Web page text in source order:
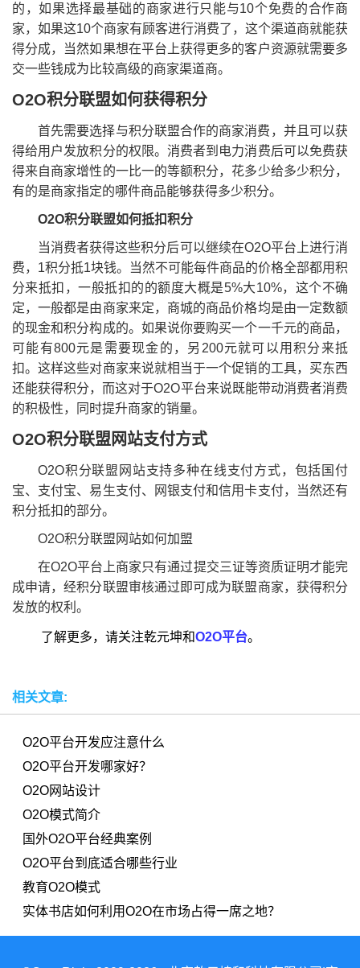
的，如果选择最基础的商家进行只能与10个免费的合作商
家，如果这10个商家有顾客进行消费了，这个渠道商就能获
得分成，当然如果想在平台上获得更多的客户资源就需要多
交一些钱成为比较高级的商家渠道商。
O2O积分联盟如何获得积分
首先需要选择与积分联盟合作的商家消费，并且可以获
得给用户发放积分的权限。消费者到电力消费后可以免费获
得来自商家增性的一比一的等额积分，花多少给多少积分，
有的是商家指定的哪件商品能够获得多少积分。
O2O积分联盟如何抵扣积分
当消费者获得这些积分后可以继续在O2O平台上进行消
费，1积分抵1块钱。当然不可能每件商品的价格全部都用积
分来抵扣，一般抵扣的的额度大概是5%大10%，这个不确
定，一般都是由商家来定，商城的商品价格均是由一定数额
的现金和积分构成的。如果说你要购买一个一千元的商品，
可能有800元是需要现金的，另200元就可以用积分来抵
扣。这样这些对商家来说就相当于一个促销的工具，买东西
还能获得积分，而这对于O2O平台来说既能带动消费者消费
的积极性，同时提升商家的销量。
O2O积分联盟网站支付方式
O2O积分联盟网站支持多种在线支付方式，包括国付
宝、支付宝、易生支付、网银支付和信用卡支付，当然还有
积分抵扣的部分。
O2O积分联盟网站如何加盟
在O2O平台上商家只有通过提交三证等资质证明才能完
成申请，经积分联盟审核通过即可成为联盟商家，获得积分
发放的权利。
了解更多，请关注乾元坤和O2O平台。
相关文章:
O2O平台开发应注意什么
O2O平台开发哪家好？
O2O网站设计
O2O模式简介
国外O2O平台经典案例
O2O平台到底适合哪些行业
教育O2O模式
实体书店如何利用O2O在市场占得一席之地？